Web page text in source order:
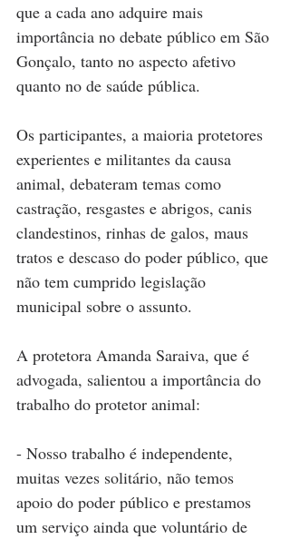
que a cada ano adquire mais
importância no debate público em São
Gonçalo, tanto no aspecto afetivo
quanto no de saúde pública.
Os participantes, a maioria protetores
experientes e militantes da causa
animal, debateram temas como
castração, resgastes e abrigos, canis
clandestinos, rinhas de galos, maus
tratos e descaso do poder público, que
não tem cumprido legislação
municipal sobre o assunto.
A protetora Amanda Saraiva, que é
advogada, salientou a importância do
trabalho do protetor animal:
- Nosso trabalho é independente,
muitas vezes solitário, não temos
apoio do poder público e prestamos
um serviço ainda que voluntário de